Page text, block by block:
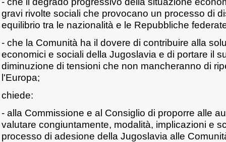
gravi rivolte sociali che provocano un processo di
equilibrio tra le nazionalità e le Repubbliche
- che la Comunità ha il dovere di contribuire alla
economici e sociali della Jugoslavia e di portare il
diminuzione di tensioni che non mancheranno di
l'Europa;
chiede:
- alla Commissione e al Consiglio di proporre alle
valutare congiuntamente, modalità, implicazioni e
processo di adesione della Jugoslavia alle